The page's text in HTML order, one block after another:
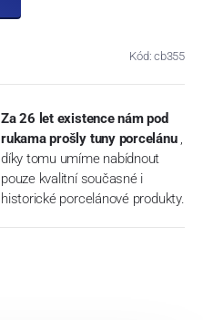
Kód: cb355
Za 26 let existence nám pod
rukama prošly tuny porcelánu ,
díky tomu umíme nabídnout
pouze kvalitní současné i
historické porcelánové produkty.